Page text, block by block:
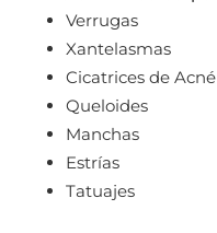
Verrugas
Xantelasmas
Cicatrices de Acné
Queloides
Manchas
Estrías
Tatuajes